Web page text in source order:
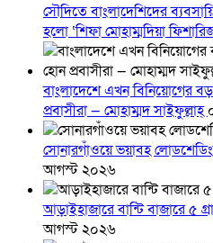
সৌদিতে বাংলাদেশিদের
হলো ‘শিফা মোহাম্মদিয়া
বাংলাদেশে এখন বিনিয়োগের
প্রবাসীরা — মোহাম্মদ সাইফুল্লাহ্
সোনারগাঁওয়ে ভয়াবহ
আগস্ট ২০২৬
আড়াইহাজারে বান্টি বাজারে ৫
আগস্ট ২০২৬